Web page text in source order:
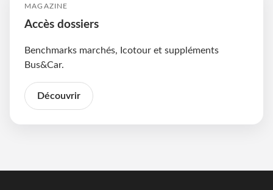
MAGAZINE
Accès dossiers
Benchmarks marchés, Icotour et suppléments
Bus&Car.
Découvrir